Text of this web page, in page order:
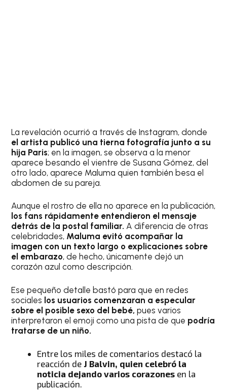
La revelación ocurrió a través de Instagram, donde
el artista publicó una tierna fotografía junto a su
hija Paris; en la imagen, se observa a la menor
aparece besando el vientre de Susana Gómez, del
otro lado, aparece Maluma quien también besa el
abdomen de su pareja.
Aunque el rostro de ella no aparece en la publicación,
los fans rápidamente entendieron el mensaje
detrás de la postal familiar. A diferencia de otras
celebridades, Maluma evitó acompañar la
imagen con un texto largo o explicaciones sobre
el embarazo, de hecho, únicamente dejó un
corazón azul como descripción.
Ese pequeño detalle bastó para que en redes
sociales los usuarios comenzaran a especular
sobre el posible sexo del bebé,pues varios
interpretaron el emoji como una pista de que podría
tratarse de un niño.
Entre los miles de comentarios destacó la
reacción de J Balvin, quien celebró la
noticia dejando varios corazones en la
publicación.